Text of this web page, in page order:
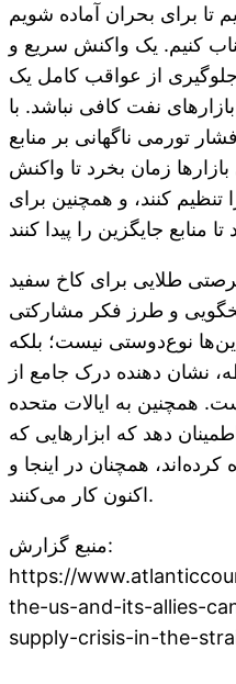
تا برای بحران آماده شویم
کنیم. یک واکنش سریع و
از عواقب کامل یک
نفت کافی نباشد. با
تورمی ناگهانی بر منابع
زمان بخرد تا واکنش
تنظیم کنند، و همچنین برای
طلایی برای کاخ سفید
و طرز فکر مشارکتی
نوع‌دوستی نیست؛ بلکه
نشان دهنده درک جامع از
همچنین به ایالات متحده
دهد که ابزارهایی که
همچنان در اینجا و
اکنون کار می‌کنند.
منبع گزارش:
https://
the-us-and-its-allies-
supply-crisis-in-the-